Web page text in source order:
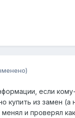
если
купить из замен
и проверял